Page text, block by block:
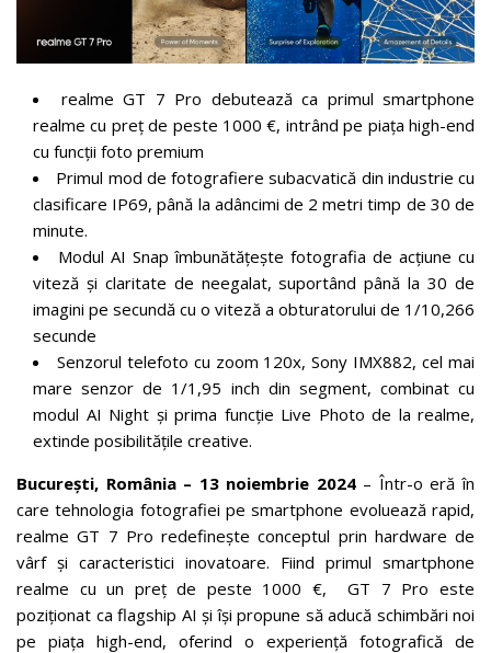
realme GT 7 Pro debutează ca primul smartphone
realme cu preț de peste 1000 €, intrând pe piața high-end
cu funcții foto premium
Primul mod de fotografiere subacvatică din industrie cu
clasificare IP69, până la adâncimi de 2 metri timp de 30 de
minute.
Modul AI Snap îmbunătățește fotografia de acțiune cu
viteză și claritate de neegalat, suportând până la 30 de
imagini pe secundă cu o viteză a obturatorului de 1/10,266
secunde
Senzorul telefoto cu zoom 120x, Sony IMX882, cel mai
mare senzor de 1/1,95 inch din segment, combinat cu
modul AI Night și prima funcție Live Photo de la realme,
extinde posibilitățile creative.
București, România – 13 noiembrie 2024– Într-o eră în
care tehnologia fotografiei pe smartphone evoluează rapid,
realme GT 7 Pro redefinește conceptul prin hardware de
vârf și caracteristici inovatoare. Fiind primul smartphone
realme cu un preț de peste 1000 €, GT 7 Pro este
poziționat ca flagship AI și își propune să aducă schimbări noi
pe piața high-end, oferind o experiență fotografică de